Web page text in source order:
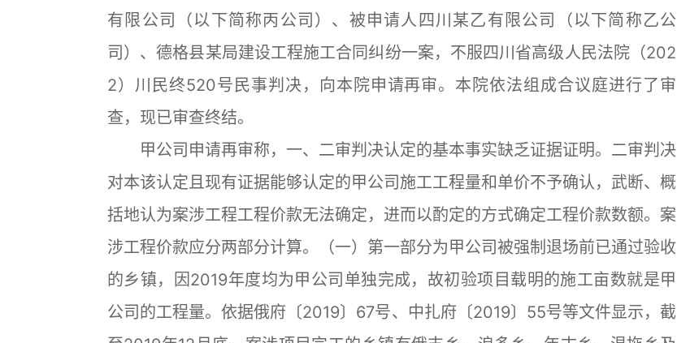
有限公司（以下简称丙公司）、被申请人四川某乙有限公司（以下简称乙公
司）、德格县某局建设工程施工合同纠纷一案，不服四川省高级人民法院（202
2）川民终520号民事判决，向本院申请再审。本院依法组成合议庭进行了审
查，现已审查终结。
甲公司申请再审称，一、二审判决认定的基本事实缺乏证据证明。二审判决
对本该认定且现有证据能够认定的甲公司施工工程量和单价不予确认，武断、概
括地认为案涉工程工程价款无法确定，进而以酌定的方式确定工程价款数额。案
涉工程价款应分两部分计算。（一）第一部分为甲公司被强制退场前已通过验收
的乡镇，因2019年度均为甲公司单独完成，故初验项目载明的施工亩数就是甲
公司的工程量。依据俄府〔2019〕67号、中扎府〔2019〕55号等文件显示，截